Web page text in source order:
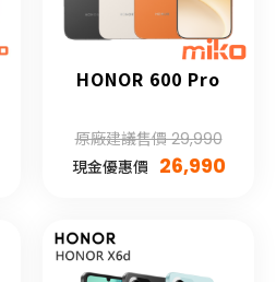
HONOR 600 Pro
原廠建議售價 29,990
現金優惠價 26,990